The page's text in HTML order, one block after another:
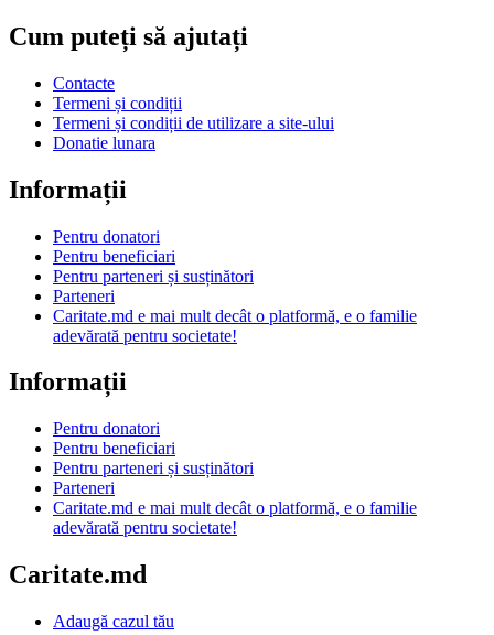
Cum puteți să ajutați
Contacte
Termeni și condiții
Termeni și condiții de utilizare a site-ului
Donatie lunara
Informații
Pentru donatori
Pentru beneficiari
Pentru parteneri și susținători
Parteneri
Caritate.md e mai mult decât o platformă, e o familie
adevărată pentru societate!
Informații
Pentru donatori
Pentru beneficiari
Pentru parteneri și susținători
Parteneri
Caritate.md e mai mult decât o platformă, e o familie
adevărată pentru societate!
Caritate.md
Adaugă cazul tău